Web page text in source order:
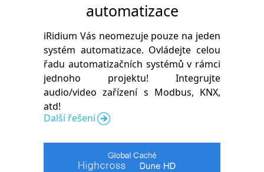
automatizace
iRidium Vás neomezuje pouze na jeden
systém automatizace. Ovládejte celou
řadu automatizačních systémů v rámci
jednoho projektu! Integrujte
audio/video zařízení s Modbus, KNX,
atd!
Další řešení